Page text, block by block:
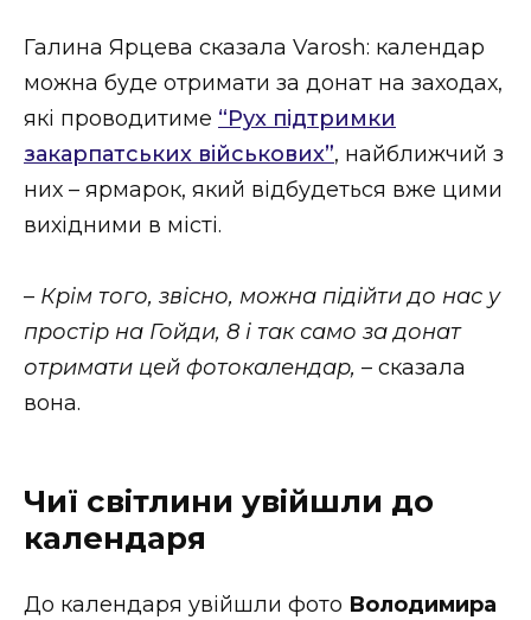
Галина Ярцева сказала Varosh: календар
можна буде отримати за донат на заходах,
які проводитиме “Рух підтримки
закарпатських військових”, найближчий з
них – ярмарок, який відбудеться вже цими
вихідними в місті.
– Крім того, звісно, можна підійти до нас у
простір на Гойди, 8 і так само за донат
отримати цей фотокалендар, – сказала
вона.
Чиї світлини увійшли до
календаря
До календаря увійшли фото Володимира